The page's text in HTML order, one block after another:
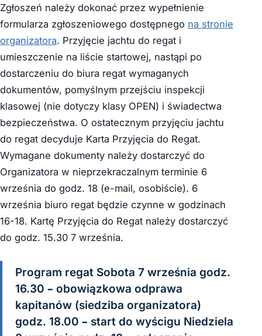
Zgłoszeń należy dokonać przez wypełnienie
formularza zgłoszeniowego dostępnego na stronie
organizatora. Przyjęcie jachtu do regat i
umieszczenie na liście startowej, nastąpi po
dostarczeniu do biura regat wymaganych
dokumentów, pomyślnym przejściu inspekcji
klasowej (nie dotyczy klasy OPEN) i świadectwa
bezpieczeństwa. O ostatecznym przyjęciu jachtu
do regat decyduje Karta Przyjęcia do Regat.
Wymagane dokumenty należy dostarczyć do
Organizatora w nieprzekraczalnym terminie 6
września do godz. 18 (e-mail, osobiście). 6
września biuro regat będzie czynne w godzinach
16-18. Kartę Przyjęcia do Regat należy dostarczyć
do godz. 15.30 7 września.
Program regat Sobota 7 września godz.
16.30 – obowiązkowa odprawa
kapitanów (siedziba organizatora)
godz. 18.00 – start do wyścigu Niedziela